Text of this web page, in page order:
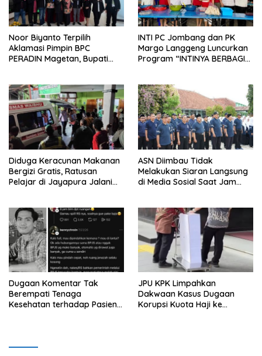
Noor Biyanto Terpilih
Aklamasi Pimpin BPC
PERADIN Magetan, Bupati
INTI PC Jombang dan PK
Margo Langgeng Luncurkan
Program “INTINYA BERBAGI”,
Diduga Keracunan Makanan
Bergizi Gratis, Ratusan
Pelajar di Jayapura Jalani
ASN Diimbau Tidak
Melakukan Siaran Langsung
di Media Sosial Saat Jam
Dugaan Komentar Tak
Berempati Tenaga
Kesehatan terhadap Pasien
JPU KPK Limpahkan
Dakwaan Kasus Dugaan
Korupsi Kuota Haji ke